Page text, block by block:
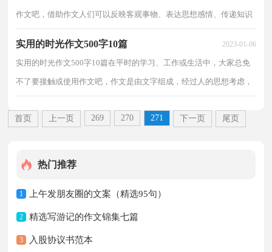
作文吧，借助作文人们可以反映客观事物、表达思想感情、传递知识
实用的时光作文500字10篇 2023-01-06
实用的时光作文500字10篇在平时的学习、工作或生活中，大家总免
不了要接触或使用作文吧，作文是由文字组成，经过人的思想考虑，
首页
上一页 269 270 271 下一页 尾页
热门推荐
1 上午发朋友圈的文案（精选95句）
2 精选写游记的作文锦集七篇
3 入股协议书范本